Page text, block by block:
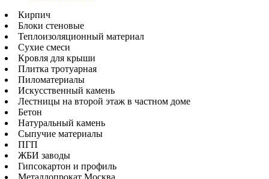
Кирпич
Блоки стеновые
Теплоизоляционный материал
Сухие смеси
Кровля для крыши
Плитка тротуарная
Пиломатериалы
Искусственный камень
Лестницы на второй этаж в частном доме
Бетон
Натуральный камень
Сыпучие материалы
ПГП
ЖБИ заводы
Гипсокартон и профиль
Металлопрокат Москва